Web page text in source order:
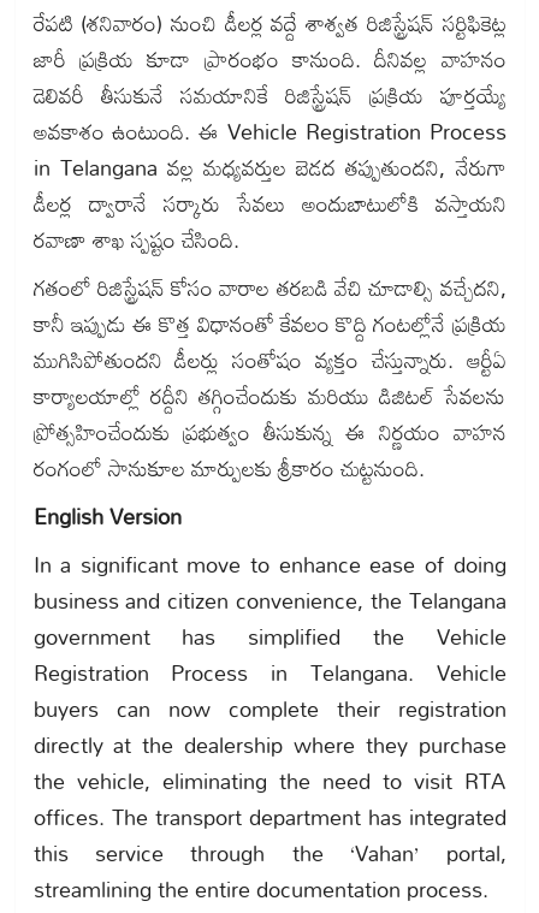
రేపటి (శనివారం) నుంచి డీలర్ల వద్దే శాశ్వత రిజిస్ట్రేషన్ సర్టిఫికెట్ల
జారీ ప్రక్రియ కూడా ప్రారంభం కానుంది. దీనివల్ల వాహనం
డెలివరీ తీసుకునే సమయానికే రిజిస్ట్రేషన్ ప్రక్రియ పూర్తయ్యే
అవకాశం ఉంటుంది. ఈ Vehicle Registration Process
in Telangana వల్ల మధ్యవర్తుల బెడద తప్పుతుందని, నేరుగా
డీలర్ల ద్వారానే సర్కారు సేవలు అందుబాటులోకి వస్తాయని
రవాణా శాఖ స్పష్టం చేసింది.
గతంలో రిజిస్ట్రేషన్ కోసం వారాల తరబడి వేచి చూడాల్సి వచ్చేదని,
కానీ ఇప్పుడు ఈ కొత్త విధానంతో కేవలం కొద్ది గంటల్లోనే ప్రక్రియ
ముగిసిపోతుందని డీలర్లు సంతోషం వ్యక్తం చేస్తున్నారు. ఆర్టీఏ
కార్యాలయాల్లో రద్దీని తగ్గించేందుకు మరియు డిజిటల్ సేవలను
ప్రోత్సహించేందుకు ప్రభుత్వం తీసుకున్న ఈ నిర్ణయం వాహన
రంగంలో సానుకూల మార్పులకు శ్రీకారం చుట్టనుంది.
English Version
In a significant move to enhance ease of doing
business and citizen convenience, the Telangana
government has simplified the Vehicle
Registration Process in Telangana. Vehicle
buyers can now complete their registration
directly at the dealership where they purchase
the vehicle, eliminating the need to visit RTA
offices. The transport department has integrated
this service through the ‘Vahan’ portal,
streamlining the entire documentation process.